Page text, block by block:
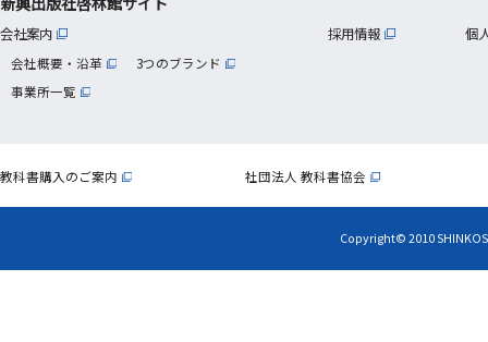
会社案内
会社概要・沿革
3つのブランド
事業所一覧
採用情報 個
教科書購入のご案内 社団法人 教科書協会
Copyright© 2010